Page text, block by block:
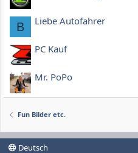
B Liebe Autofahrer
PC Kauf
Mr. PoPo
Fun Bilder etc.
Deutsch